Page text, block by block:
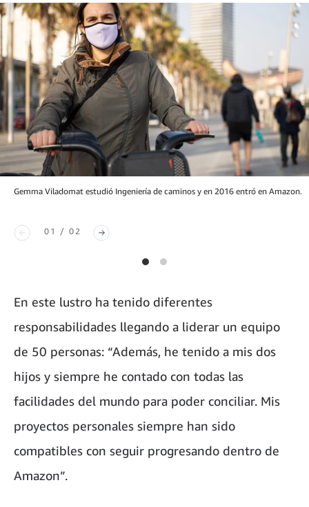
Gemma Viladomat estudió Ingeniería de caminos y en 2016 entró en Amazon.
01 / 02
En este lustro ha tenido diferentes
responsabilidades llegando a liderar un equipo
de 50 personas: “Además, he tenido a mis dos
hijos y siempre he contado con todas las
facilidades del mundo para poder conciliar. Mis
proyectos personales siempre han sido
compatibles con seguir progresando dentro de
Amazon”.